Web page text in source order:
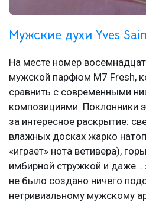
Мужские духи Yves
На месте номер
мужской парфюм M7 Fresh,
сравнить с современными
композициями. Поклонники
за интересное раскрытие:
влажных досках жарко
«играет» нота ветивера),
имбирной стружкой и даже…
не было создано ничего
нетривиальному мужскому